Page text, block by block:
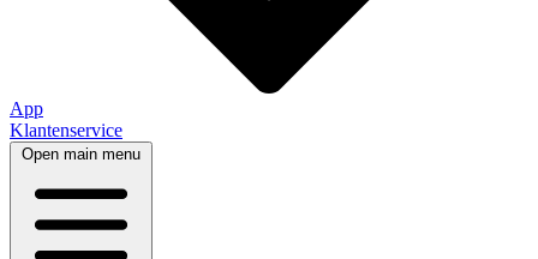
App
Klantenservice
Open main menu